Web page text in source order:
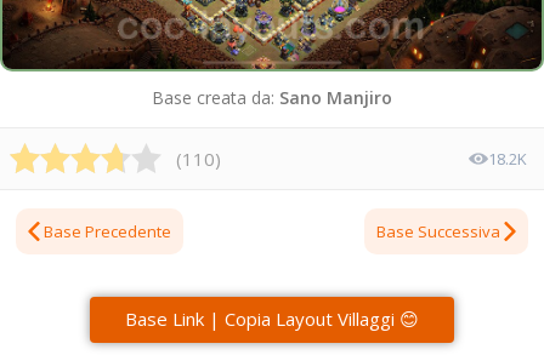
Base creata da: Sano Manjiro
(110) 18.2K
Base Precedente Base Successiva
Base Link | Copia Layout Villaggi 😊